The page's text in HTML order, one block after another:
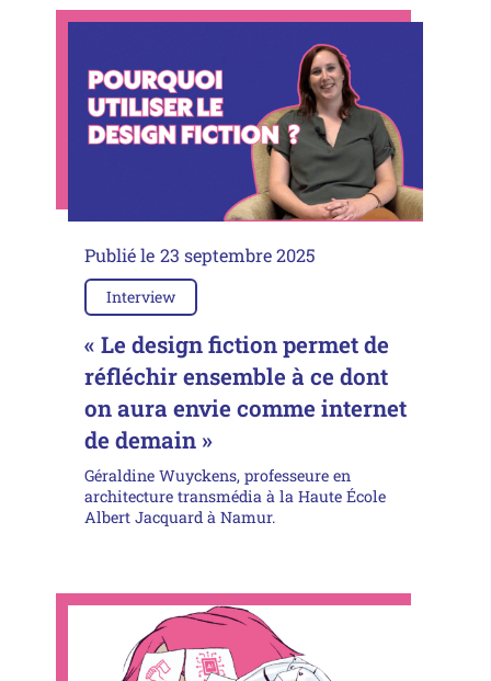
Publié le 23 septembre 2025
Interview
« Le design fiction permet de
réfléchir ensemble à ce dont
on aura envie comme internet
de demain »
Géraldine Wuyckens, professeure en
architecture transmédia à la Haute École
Albert Jacquard à Namur.